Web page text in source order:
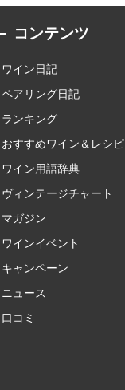
コンテンツ
ワイン日記
ペアリング日記
ランキング
おすすめワイン＆レシピ
ワイン用語辞典
ヴィンテージチャート
マガジン
ワインイベント
キャンペーン
ニュース
口コミ